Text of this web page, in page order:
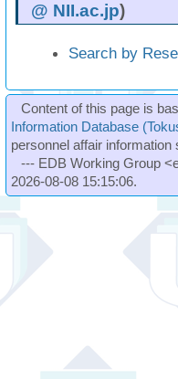
@ NII.ac.jp)
Search by
Content of this page is
Information Database
personnel affair
--- EDB Working Group
2026-08-08 15:15:06.